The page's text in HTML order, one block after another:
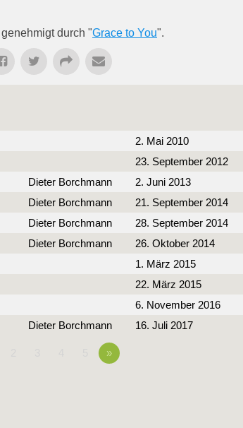
durch "Grace to You".
2. Mai 2010
23. September 2012
Dieter Borchmann 2. Juni 2013
Dieter Borchmann 21. September 2014
Dieter Borchmann 28. September 2014
Dieter Borchmann 26. Oktober 2014
1. März 2015
22. März 2015
6. November 2016
Dieter Borchmann 16. Juli 2017
»